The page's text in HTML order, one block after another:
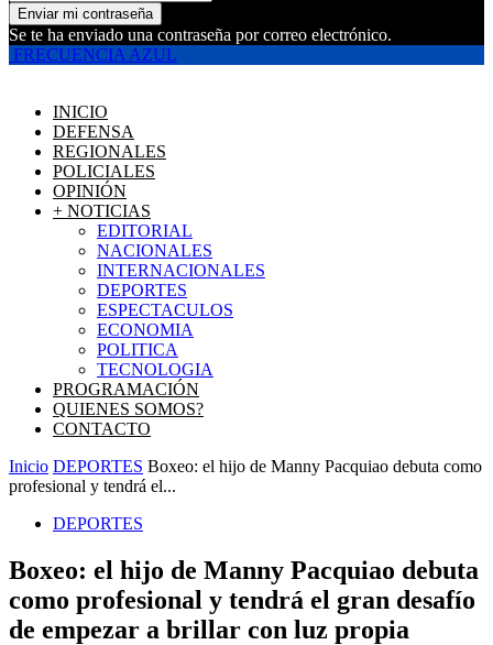
Se te ha enviado una contraseña por correo electrónico.
FRECUENCIA AZUL
INICIO
DEFENSA
REGIONALES
POLICIALES
OPINIÓN
+ NOTICIAS
EDITORIAL
NACIONALES
INTERNACIONALES
DEPORTES
ESPECTACULOS
ECONOMIA
POLITICA
TECNOLOGIA
PROGRAMACIÓN
QUIENES SOMOS?
CONTACTO
Inicio DEPORTES Boxeo: el hijo de Manny Pacquiao debuta como
profesional y tendrá el...
DEPORTES
Boxeo: el hijo de Manny Pacquiao debuta
como profesional y tendrá el gran desafío
de empezar a brillar con luz propia